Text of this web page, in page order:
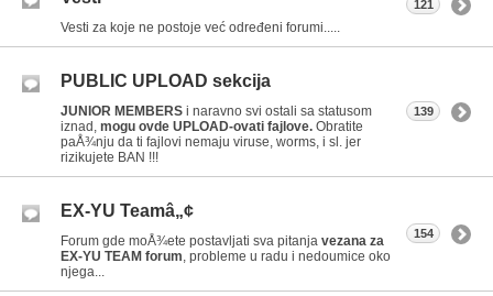
Vesti za koje ne postoje već određeni forumi.....
121
PUBLIC UPLOAD sekcija
JUNIOR MEMBERS i naravno svi ostali sa statusom
iznad, mogu ovde UPLOAD-ovati fajlove. Obratite
paÅ¾nju da ti fajlovi nemaju viruse, worms, i sl. jer
rizikujete BAN !!!
139
EX-YU Teamâ„¢
Forum gde moÅ¾ete postavljati sva pitanja vezana za
EX-YU TEAM forum , probleme u radu i nedoumice oko
njega...
154